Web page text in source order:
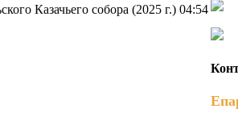
Казачьего собора (2025 г.) 04:54